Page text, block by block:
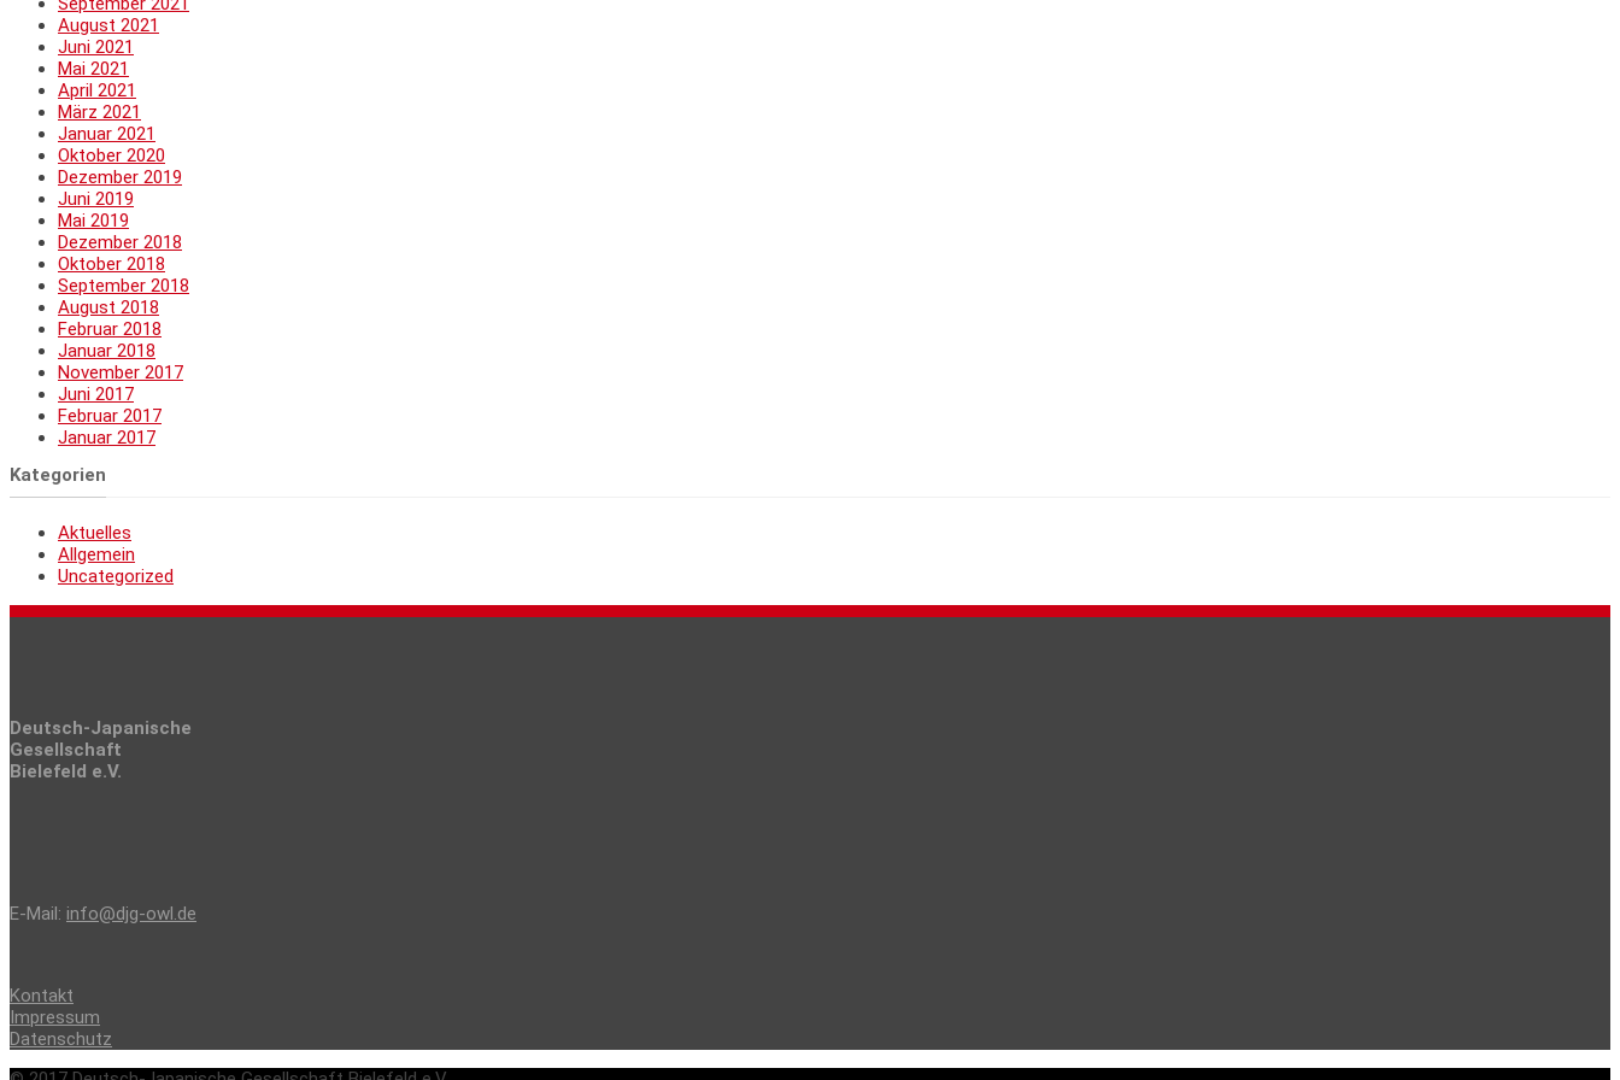
August 2021
Juni 2021
Mai 2021
April 2021
März 2021
Januar 2021
Oktober 2020
Dezember 2019
Juni 2019
Mai 2019
Dezember 2018
Oktober 2018
September 2018
August 2018
Februar 2018
Januar 2018
November 2017
Juni 2017
Februar 2017
Januar 2017
Kategorien
Aktuelles
Allgemein
Uncategorized
Deutsch-Japanische
Gesellschaft
Bielefeld e.V.
E-Mail: info@djg-owl.de
Kontakt
Impressum
Datenschutz